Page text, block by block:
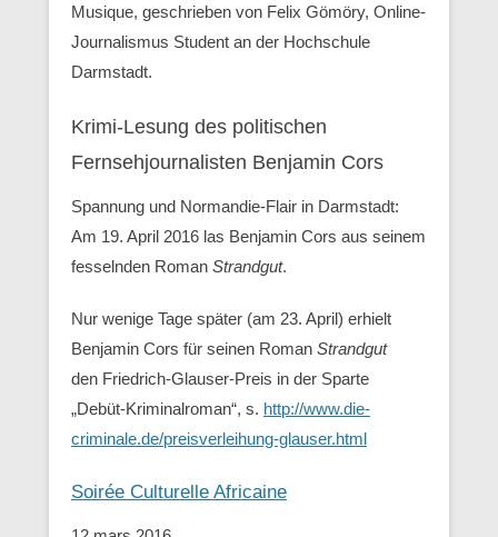
Musique, geschrieben von Felix Gömöry, Online-
Journalismus Student an der Hochschule
Darmstadt.
Krimi-Lesung des politischen
Fernsehjournalisten Benjamin Cors
Spannung und Normandie-Flair in Darmstadt:
Am 19. April 2016 las Benjamin Cors aus seinem
fesselnden Roman Strandgut.
Nur wenige Tage später (am 23. April) erhielt
Benjamin Cors für seinen Roman Strandgut
den Friedrich-Glauser-Preis in der Sparte
„Debüt-Kriminalroman“, s. http://www.die-
criminale.de/preisverleihung-glauser.html
Soirée Culturelle Africaine